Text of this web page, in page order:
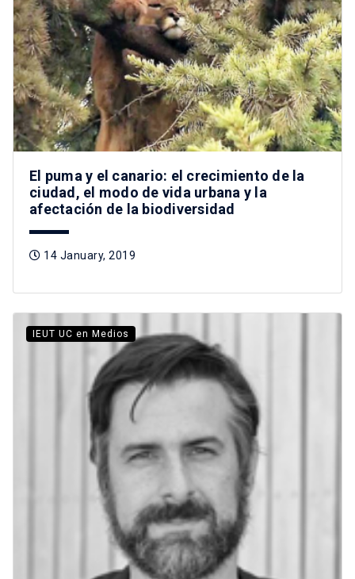
El puma y el canario: el crecimiento de la
ciudad, el modo de vida urbana y la
afectación de la biodiversidad
14 January, 2019
IEUT UC en Medios